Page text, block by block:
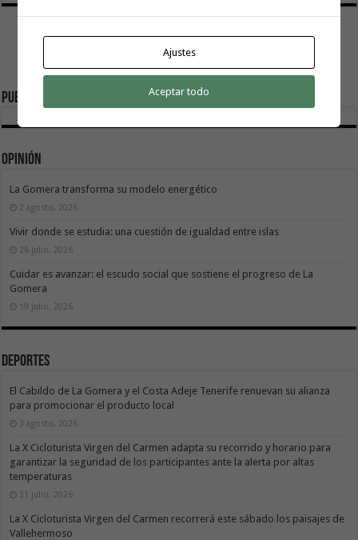
Publicidad
Opinión
La Gomera transforma su modelo energético
2 agosto, 2026
Vivir donde se estudia: una cuestión de igualdad entre islas
26 julio, 2026
Cuidar es avanzar: el escudo social que sostiene el progreso de La
Gomera
19 julio, 2026
Deportes
El Cabildo de La Gomera y el Costa Adeje Tenerife renuevan su alianza
para promocionar el producto local
3 agosto, 2026
La X Cicloturista Virgen del Carmen adapta su recorrido y horario para
garantizar la seguridad de los participantes ante la alerta por altas
temperaturas
31 julio, 2026
La X Cicloturista Virgen del Carmen recorrerá este sábado los paisajes de
Vallehermoso
Ajustes
Aceptar todo